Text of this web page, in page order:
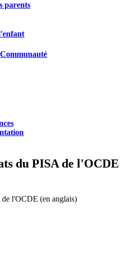
parents
du PISA de l'OCDE
de l'OCDE (en anglais)